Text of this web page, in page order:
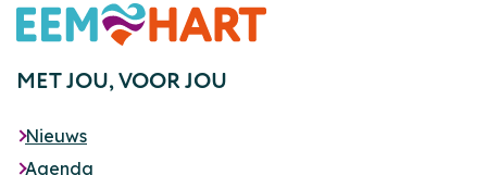
Footer
MET JOU,VOOR JOU
Nieuws
Agenda